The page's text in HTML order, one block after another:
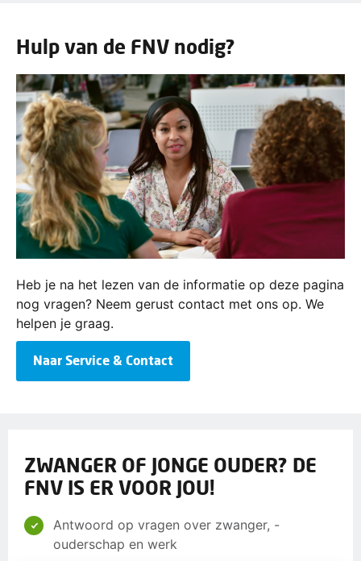
Hulp van de FNV nodig?
Heb je na het lezen van de informatie op deze pagina
nog vragen? Neem gerust contact met ons op. We
helpen je graag.
Naar Service & Contact
ZWANGER OF JONGE OUDER? DE
FNV IS ER VOOR JOU!
Antwoord op vragen over zwanger, -
ouderschap en werk